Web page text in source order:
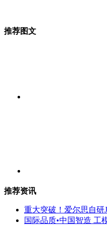
推荐图文
推荐资讯
重大突破！爱尔思自
国际品质•中国智造 工